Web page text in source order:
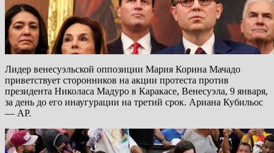
Лидер венесуэльской оппозиции Мария Корина Мачадо
приветствует сторонников на акции протеста против
президента Николаса Мадуро в Каракасе, Венесуэла, 9 января,
за день до его инаугурации на третий срок. Ариана Кубильос
— AP.